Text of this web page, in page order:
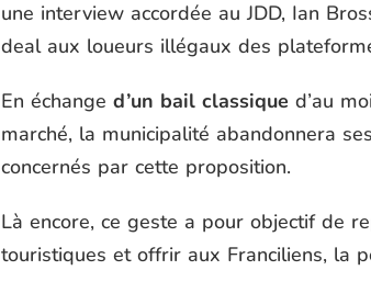
une interview accordée au JDD, Ian
deal aux loueurs illégaux des
En échange d’un bail classique d’au
marché, la municipalité abandonnera
concernés par cette proposition.
Là encore, ce geste a pour objectif de
touristiques et offrir aux Franciliens, la